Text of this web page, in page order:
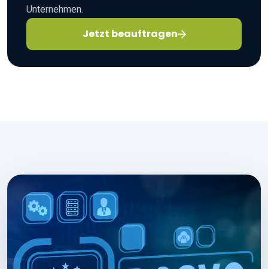
Unternehmen.
Jetzt beauftragen